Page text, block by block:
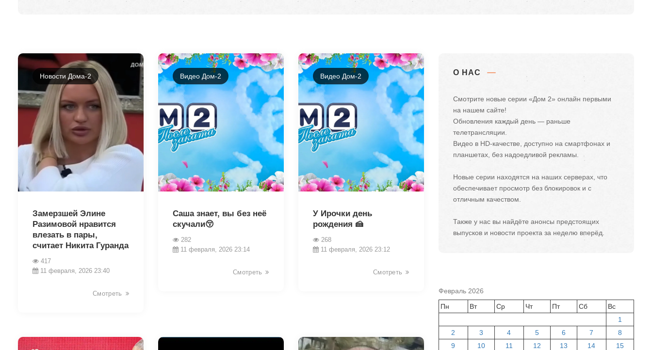
Новости Дома-2
Замерзшей Элине
Разимовой нравится
влезать в пары,
считает Никита Гуранда
417
11 февраля, 2026 23:40
Смотреть
Видео Дом-2
Саша знает, вы без неё
скучали😚
282
11 февраля, 2026 23:14
Смотреть
Видео Дом-2
У Ирочки день
рождения 🍰
268
11 февраля, 2026 23:12
Смотреть
О НАС
Смотрите новые серии «Дом 2» онлайн первыми
на нашем сайте!
Обновления каждый день — раньше
телетрансляции.
Видео в HD-качестве, доступно на смартфонах и
планшетах, без надоедливой рекламы.
Новые серии находятся на наших серверах, что
обеспечивает просмотр без блокировок и с
отличным качеством.
Также у нас вы найдёте анонсы предстоящих
выпусков и новости проекта за неделю вперёд.
Февраль 2026
Пн
Вт Ср Чт Пт Сб
Вс
1
2
3 4 5 6 7
8
9
10 11 12 13 14
15